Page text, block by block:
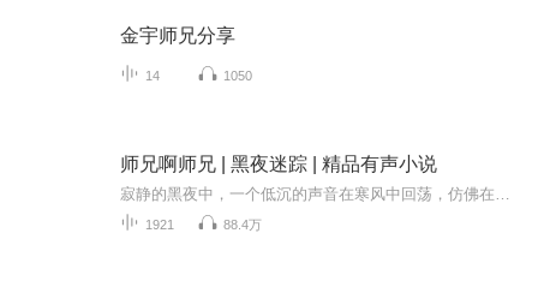
金宇师兄分享
14 1050
师兄啊师兄 | 黑夜迷踪 | 精品有声小说
1921 88.4万